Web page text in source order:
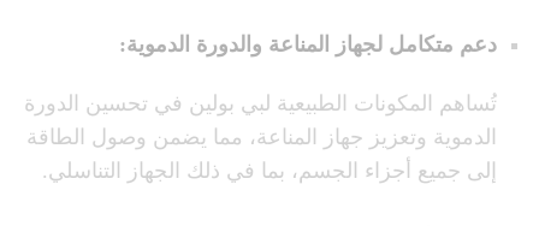
دعم متكامل لجهاز المناعة والدورة الدموية:
تُساهم المكونات الطبيعية لبي بولين في تحسين الدورة
الدموية وتعزيز جهاز المناعة، مما يضمن وصول الطاقة
إلى جميع أجزاء الجسم، بما في ذلك الجهاز التناسلي.